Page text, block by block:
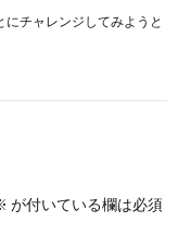
チャレンジしてみようと
が付いている欄は必須